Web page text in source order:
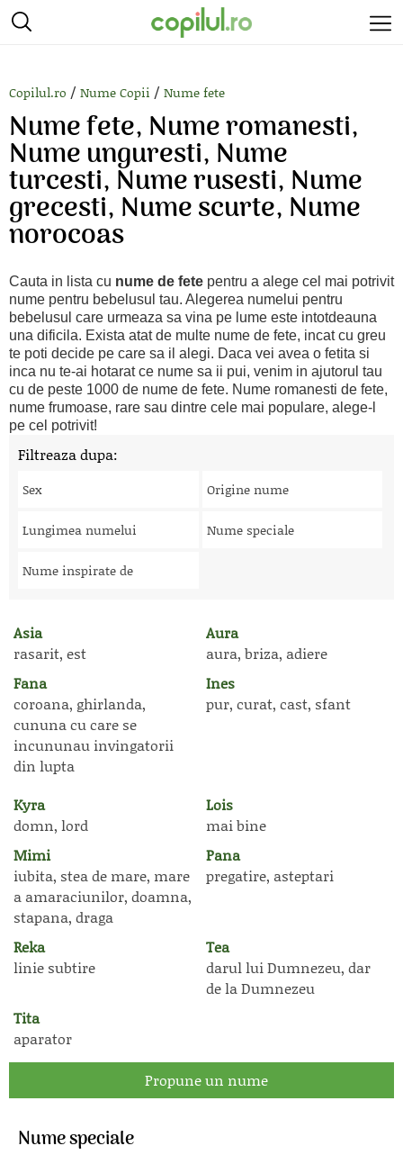
Copilul.ro / Nume Copii / Nume fete
Nume fete, Nume romanesti,
Nume unguresti, Nume
turcesti, Nume rusesti, Nume
grecesti, Nume scurte, Nume
norocoas
Cauta in lista cu nume de fete pentru a alege cel mai potrivit
nume pentru bebelusul tau. Alegerea numelui pentru
bebelusul care urmeaza sa vina pe lume este intotdeauna
una dificila. Exista atat de multe nume de fete, incat cu greu
te poti decide pe care sa il alegi. Daca vei avea o fetita si
inca nu te-ai hotarat ce nume sa ii pui, venim in ajutorul tau
cu de peste 1000 de nume de fete. Nume romanesti de fete,
nume frumoase, rare sau dintre cele mai populare, alege-l
pe cel potrivit!
Filtreaza dupa:
Sex Origine nume
Lungimea numelui Nume speciale
Nume inspirate de
Asia
rasarit, est
Aura
aura, briza, adiere
Fana
coroana, ghirlanda,
cununa cu care se
incununau invingatorii
din lupta
Ines
pur, curat, cast, sfant
Kyra
domn, lord
Lois
mai bine
Mimi
iubita, stea de mare, mare
a amaraciunilor, doamna,
stapana, draga
Pana
pregatire, asteptari
Reka
linie subtire
Tea
darul lui Dumnezeu, dar
de la Dumnezeu
Tita
aparator
Propune un nume
Nume speciale